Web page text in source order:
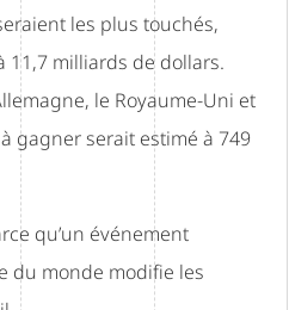
les plus touchés,
11,7 milliards de dollars.
le Royaume-Uni et
gagner serait estimé à 749
qu’un événement
du monde modifie les